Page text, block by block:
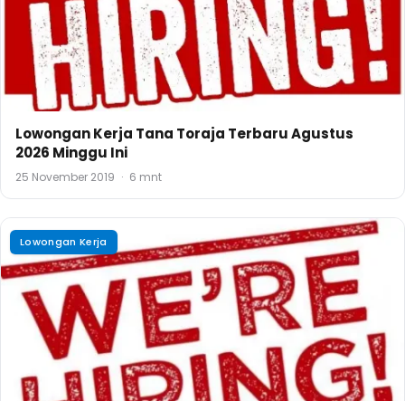
Lowongan Kerja Tana Toraja Terbaru Agustus
2026 Minggu Ini
25 November 2019 · 6 mnt
Lowongan Kerja